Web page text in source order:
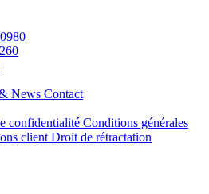
News Contact
confidentialité Conditions générales
client Droit de rétractation